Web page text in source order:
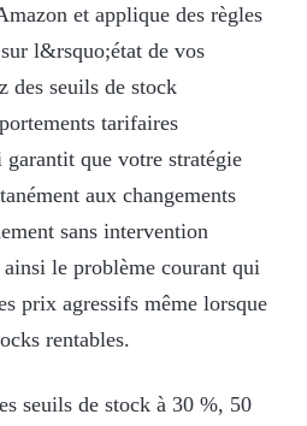
et applique des règles
l&rsquo;état de vos
des seuils de stock
tarifaires
garantit que votre stratégie
aux changements
sans intervention
le problème courant qui
prix agressifs même lorsque
rentables.
seuils de stock à 30 %, 50